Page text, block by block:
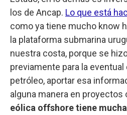
los de Ancap. Lo que está
como ya tiene mucho know
la plataforma submarina
nuestra costa, porque se
previamente para la
petróleo, aportar esa
alguna manera en proyectos
eólica offshore tiene